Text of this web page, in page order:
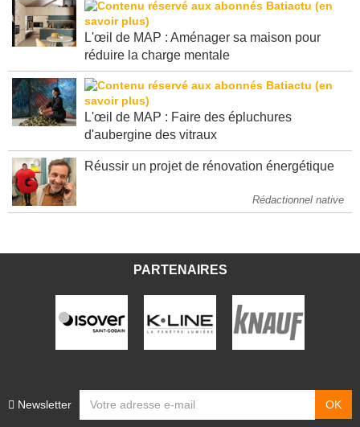
L'œil de MAP : Aménager sa maison pour
réduire la charge mentale
L'œil de MAP : Faire des épluchures
d'aubergine des vitraux
Réussir un projet de rénovation énergétique
Rédactionnel native
PARTENAIRES
Newsletter